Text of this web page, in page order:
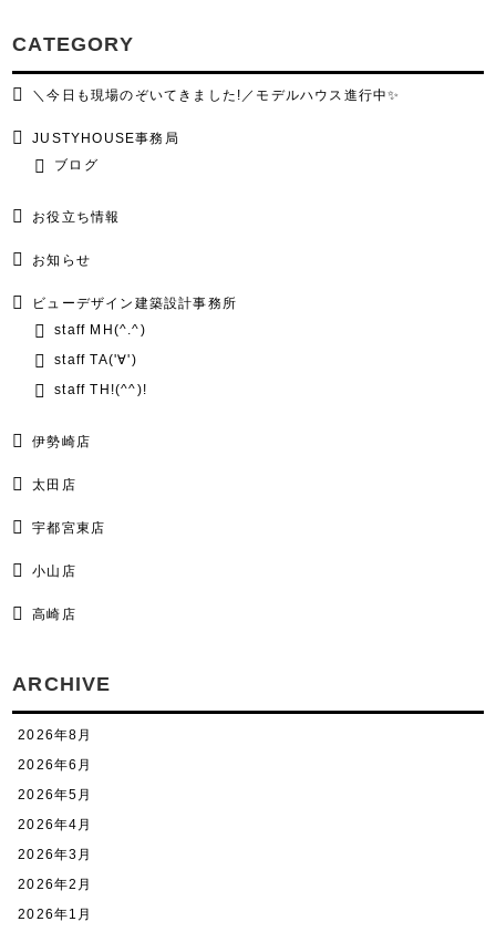
CATEGORY
＼今日も現場のぞいてきました!／モデルハウス進行中✨
JUSTYHOUSE事務局
ブログ
お役立ち情報
お知らせ
ビューデザイン建築設計事務所
staff MH(^.^)
staff TA('∀')
staff TH!(^^)!
伊勢崎店
太田店
宇都宮東店
小山店
高崎店
ARCHIVE
2026年8月
2026年6月
2026年5月
2026年4月
2026年3月
2026年2月
2026年1月